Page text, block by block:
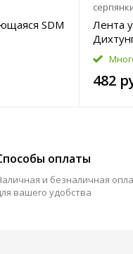
SDM
Лента
482
оплаты
и безналичная
вашего удобства